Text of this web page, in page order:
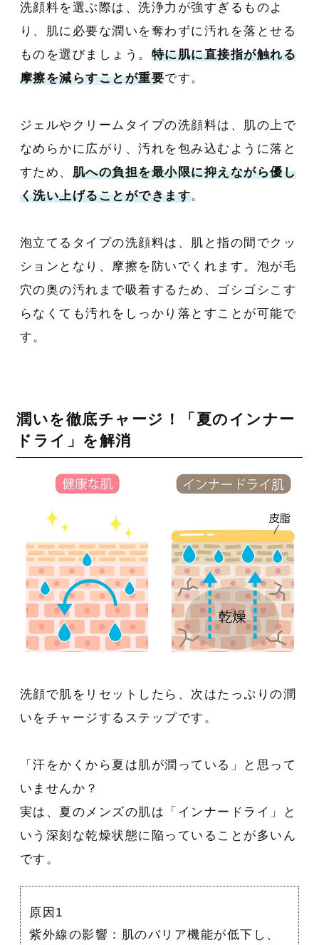
洗顔料を選ぶ際は、洗浄力が強すぎるものよ
り、肌に必要な潤いを奪わずに汚れを落とせる
ものを選びましょう。 特に肌に直接指が触れる
摩擦を減らすことが重要です。
ジェルやクリームタイプの洗顔料は、肌の上で
なめらかに広がり、汚れを包み込むように落と
すため、 肌への負担を最小限に抑えながら優し
く洗い上げることができます。
泡立てるタイプの洗顔料は、肌と指の間でクッ
ションとなり、摩擦を防いでくれます。泡が毛
穴の奥の汚れまで吸着するため、ゴシゴシこす
らなくても汚れをしっかり落とすことが可能で
す。
潤いを徹底チャージ！「夏のインナー
ドライ」を解消
洗顔で肌をリセットしたら、次はたっぷりの潤
いをチャージするステップです。
「汗をかくから夏は肌が潤っている」と思って
いませんか？
実は、夏のメンズの肌は「インナードライ」と
いう深刻な乾燥状態に陥っていることが多いん
です。
原因1
紫外線の影響：肌のバリア機能が低下し、